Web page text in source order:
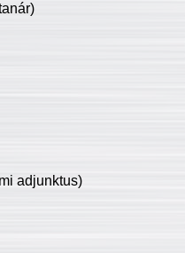
adjunktus)